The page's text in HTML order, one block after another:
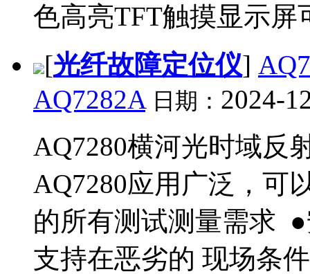
色高亮TFT触摸显示屏
[光纤故障定位仪]
AQ7282A 日期： 2024-
AQ7280横河光时域反
AQ7280应用广泛，可
的所有测试测量需求
支持在恶劣的 现场条